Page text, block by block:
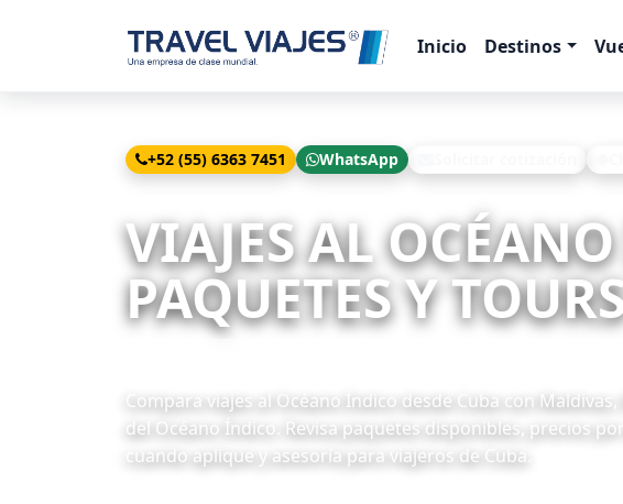
Inicio Destinos
+52 (55) 6363 7451 WhatsApp
VIAJES AL
PAQUETES Y
Compara viajes al Océano Índico desde Cuba con
del Océano Índico. Revisa paquetes disponibles, precios
cuando aplique y asesoría para viajeros de Cuba.